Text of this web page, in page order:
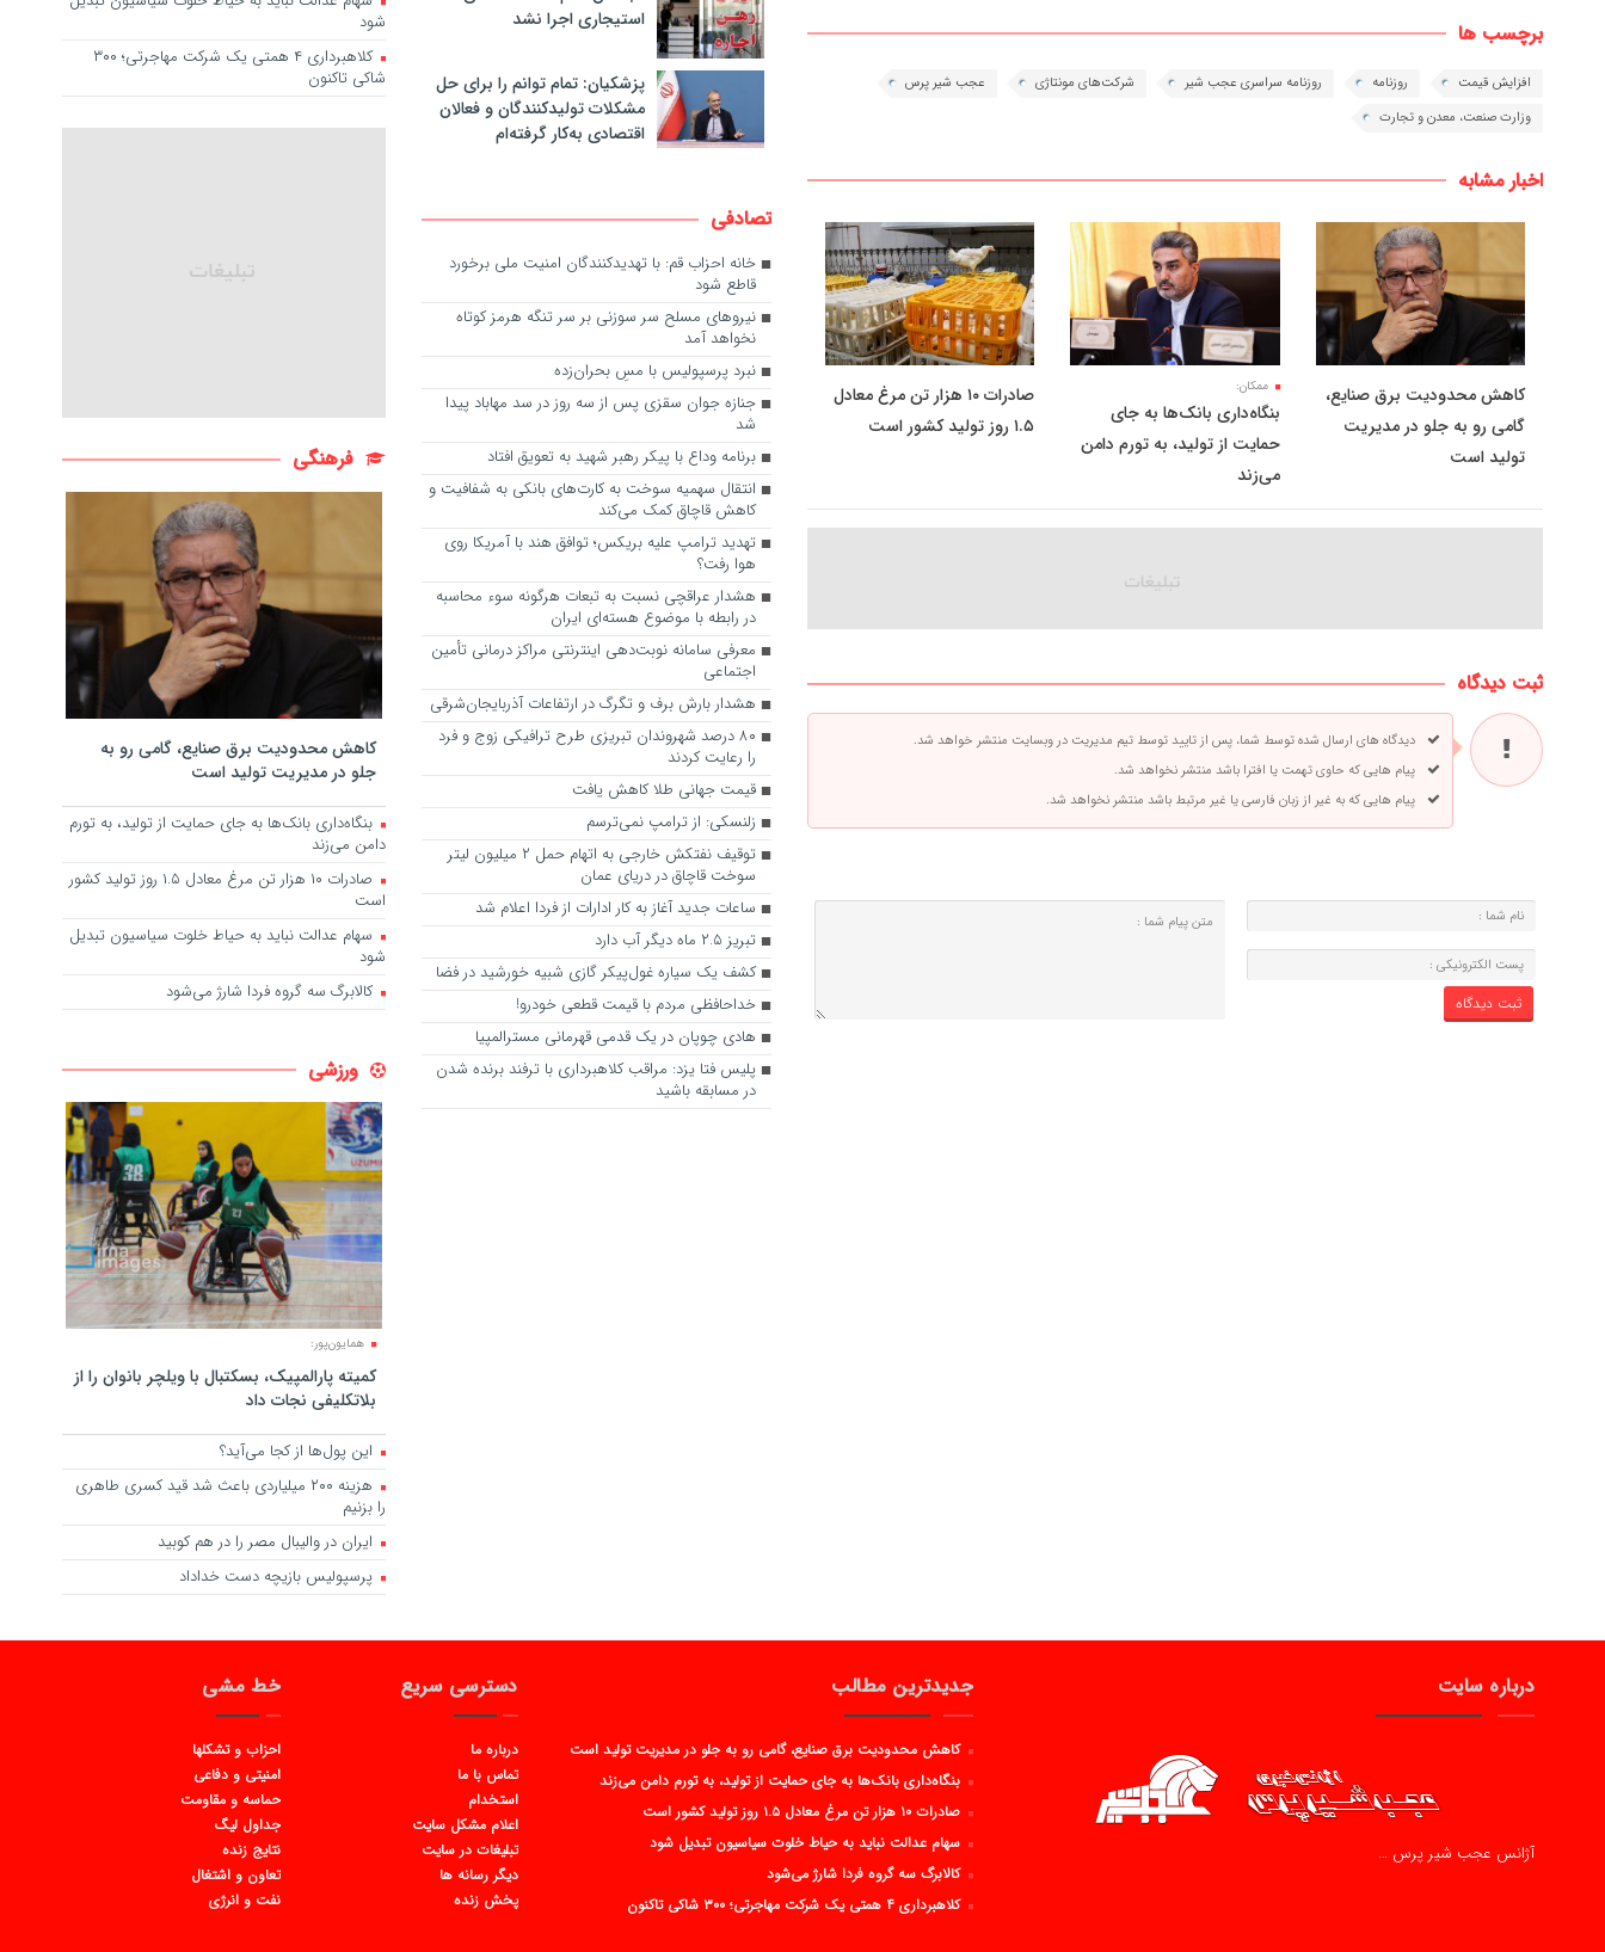
برچسب ها
افزایش قیمت روزنامه روزنامه سراسری عجب شیر شرکت‌های مونتاژی
عجب شیر پرس
وزارت صنعت، معدن و تجارت
اخبار مشابه
کاهش محدودیت برق صنایع،
گامی رو به جلو در مدیریت
تولید است
ممکان:
بنگاه‌داری بانک‌ها به جای
حمایت از تولید، به تورم دامن
می‌زند
صادرات ۱۰ هزار تن مرغ معادل
۱.۵ روز تولید کشور است
ثبت دیدگاه
دیدگاه های ارسال شده توسط شما، پس از تایید توسط تیم مدیریت در وبسایت منتشر خواهد شد.
پیام هایی که حاوی تهمت یا افترا باشد منتشر نخواهد شد.
پیام هایی که به غیر از زبان فارسی یا غیر مرتبط باشد منتشر نخواهد شد.
استیجاری اجرا نشد
پزشکیان: تمام توانم را برای حل
مشکلات تولیدکنندگان و فعالان
اقتصادی به‌کار گرفته‌ام
تصادفی
خانه احزاب قم: با تهدیدکنندگان امنیت ملی برخورد
قاطع شود
نیروهای مسلح سر سوزنی بر سر تنگه هرمز کوتاه
نخواهد آمد
نبرد پرسپولیس با مسِ بحران‌زده
جنازه جوان سقزی پس از سه روز در سد مهاباد پیدا
شد
برنامه وداع با پیکر رهبر شهید به تعویق افتاد
انتقال سهمیه سوخت به کارت‌های بانکی به شفافیت و
کاهش قاچاق کمک می‌کند
تهدید ترامپ علیه بریکس؛ توافق هند با آمریکا روی
هوا رفت؟
هشدار عراقچی نسبت به تبعات هرگونه سوء محاسبه
در رابطه با موضوع هسته‌ای ایران
معرفی سامانه نوبت‌دهی اینترنتی مراکز درمانی تأمین
اجتماعی
هشدار بارش برف و تگرگ در ارتفاعات آذربایجان‌شرقی
۸۰ درصد شهروندان تبریزی طرح ترافیکی زوج و فرد
را رعایت کردند
قیمت جهانی طلا کاهش یافت
زلنسکی: از ترامپ نمی‌ترسم
توقیف نفتکش خارجی به اتهام حمل ۲ میلیون لیتر
سوخت قاچاق در دریای عمان
ساعات جدید آغاز به کار ادارات از فردا اعلام شد
تبریز ۲.۵ ماه دیگر آب دارد
کشف یک سیاره غول‌پیکر گازی شبیه خورشید در فضا
خداحافظی مردم با قیمت قطعی خودرو!
هادی چوپان در یک قدمی قهرمانی مسترالمپیا
پلیس فتا یزد: مراقب کلاهبرداری با ترفند برنده شدن
در مسابقه باشید
شود
کلاهبرداری ۴ همتی یک شرکت مهاجرتی؛ ۳۰۰
شاکی تاکنون
فرهنگی
کاهش محدودیت برق صنایع، گامی رو به
جلو در مدیریت تولید است
بنگاه‌داری بانک‌ها به جای حمایت از تولید، به تورم
دامن می‌زند
صادرات ۱۰ هزار تن مرغ معادل ۱.۵ روز تولید کشور
است
سهام عدالت نباید به حیاط خلوت سیاسیون تبدیل
شود
کالابرگ سه گروه فردا شارژ می‌شود
ورزشی
همایون‌پور:
کمیته پارالمپیک، بسکتبال با ویلچر بانوان را از
بلاتکلیفی نجات داد
این پول‌ها از کجا می‌آید؟
هزینه ۲۰۰ میلیاردی باعث شد قید کسری طاهری
را بزنیم
ایران در والیبال مصر را در هم کوبید
پرسپولیس بازیچه دست خداداد
درباره سایت
آژانس عجب شیر پرس …
جدیدترین مطالب
کاهش محدودیت برق صنایع، گامی رو به جلو در مدیریت تولید است
بنگاه‌داری بانک‌ها به جای حمایت از تولید، به تورم دامن می‌زند
صادرات ۱۰ هزار تن مرغ معادل ۱.۵ روز تولید کشور است
سهام عدالت نباید به حیاط خلوت سیاسیون تبدیل شود
کالابرگ سه گروه فردا شارژ می‌شود
کلاهبرداری ۴ همتی یک شرکت مهاجرتی؛ ۳۰۰ شاکی تاکنون
دسترسی سریع
درباره ما
تماس با ما
استخدام
اعلام مشکل سایت
تبلیغات در سایت
دیگر رسانه ها
پخش زنده
خط مشی
احزاب و تشکلها
امنیتی و دفاعی
حماسه و مقاومت
جداول لیگ
نتایج زنده
تعاون و اشتغال
نفت و انرژی